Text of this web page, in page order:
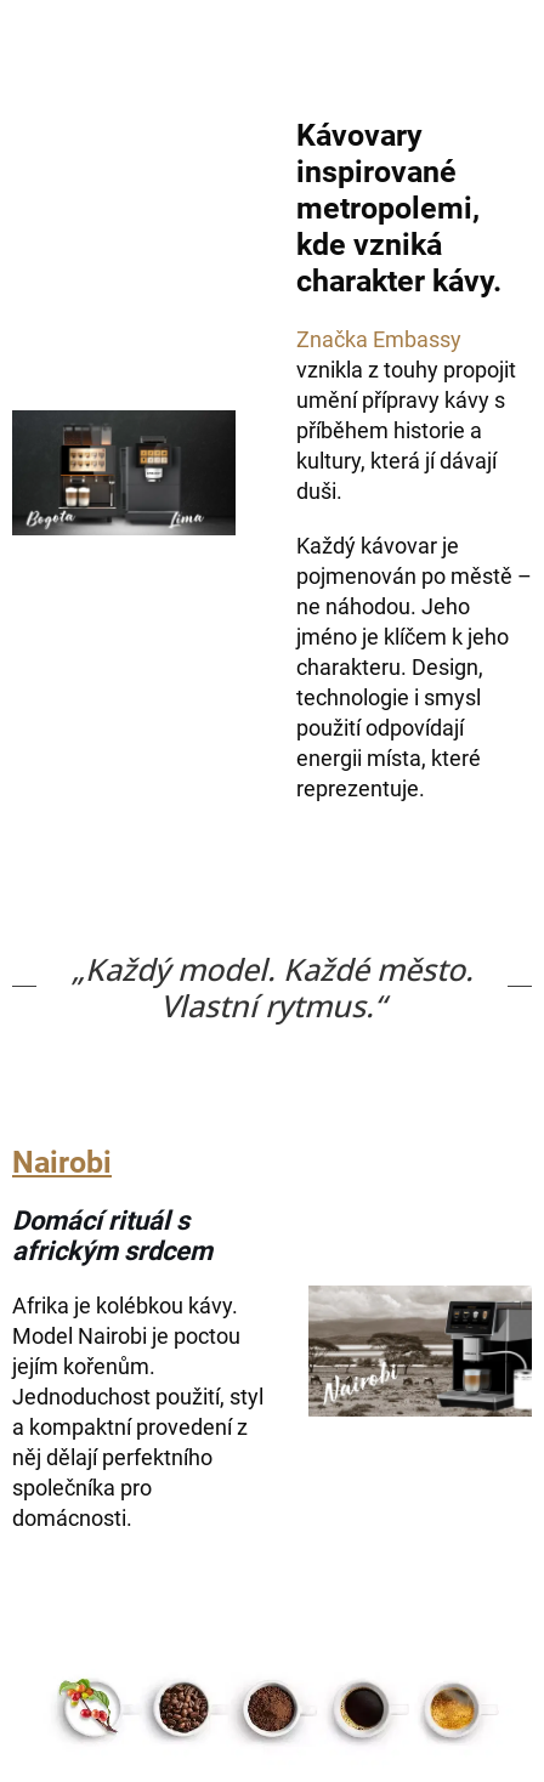
Kávovary
inspirované
metropolemi,
kde vzniká
charakter kávy.
Značka Embassy
vznikla z touhy propojit
umění přípravy kávy s
příběhem historie a
kultury, která jí dávají
duši.
Každý kávovar je
pojmenován po městě –
ne náhodou. Jeho
jméno je klíčem k jeho
charakteru. Design,
technologie i smysl
použití odpovídají
energii místa, které
reprezentuje.
„Každý model. Každé město.
Vlastní rytmus.“
Nairobi
Domácí rituál s
africkým srdcem
Afrika je kolébkou kávy.
Model Nairobi je poctou
jejím kořenům.
Jednoduchost použití, styl
a kompaktní provedení z
něj dělají perfektního
společníka pro
domácnosti.